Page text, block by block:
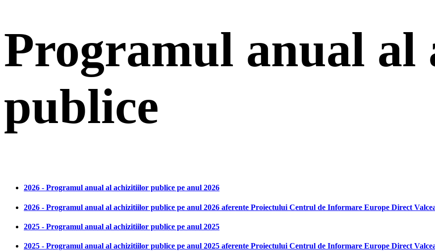
Programul anual
publice
2026 - Programul anual al achizitiilor publice pe anul 2026
2026 - Programul anual al achizitiilor publice pe anul 2026 aferente Proiectului Centrul de Informare Europe Direct
2025 - Programul anual al achizitiilor publice pe anul 2025
2025 - Programul anual al achizitiilor publice pe anul 2025 aferente Proiectului Centrul de Informare Europe Direct